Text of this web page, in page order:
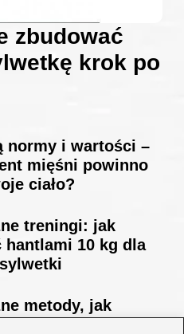
zbudować
krok po
normy i wartości –
mięśni powinno
ciało?
treningi: jak
hantlami 10 kg dla
metody, jak